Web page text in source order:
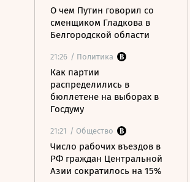
О чем Путин говорил со
сменщиком Гладкова в
Белгородской области
21:26 / Политика
Как партии
распределились в
бюллетене на выборах в
Госдуму
21:21 / Общество
Число рабочих въездов в
РФ граждан Центральной
Азии сократилось на 15%